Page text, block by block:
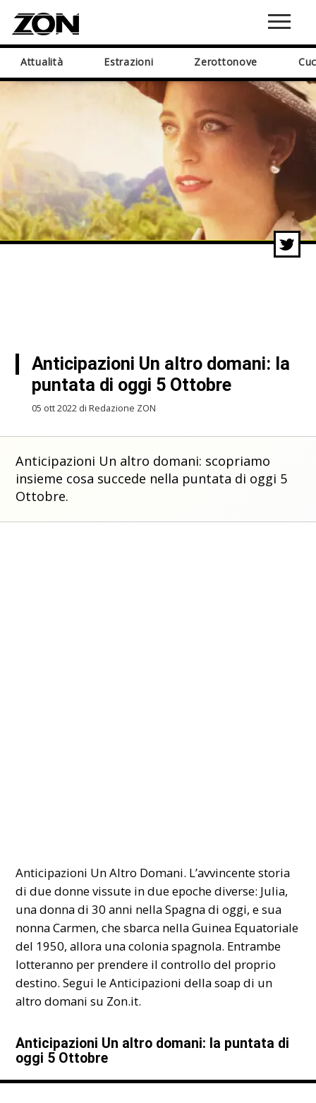
Attualità Estrazioni Zerottonove
Anticipazioni Un altro domani: la
puntata di oggi 5 Ottobre
05 ott 2022 di Redazione ZON
Anticipazioni Un altro domani: scopriamo
insieme cosa succede nella puntata di oggi 5
Ottobre.
Anticipazioni Un Altro Domani. L’avvincente storia
di due donne vissute in due epoche diverse: Julia,
una donna di 30 anni nellaSpagnadi oggi, e sua
nonna Carmen, che sbarca nella Guinea Equatoriale
del 1950, allora una colonia spagnola. Entrambe
lotteranno per prendere il controllo del proprio
destino. Segui le Anticipazionidella soap di un
altro domani su Zon.it.
Anticipazioni Un altro domani: la puntata di
oggi 5 Ottobre